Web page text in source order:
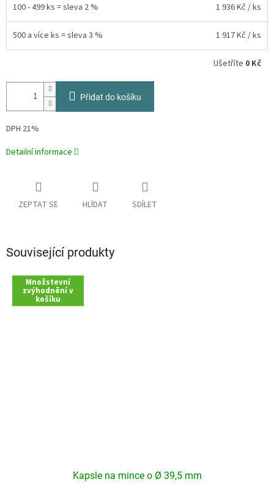
100 - 499 ks = sleva 2 % 1 936 Kč / ks
500 a více ks = sleva 3 % 1 917 Kč / ks
Ušetříte 0 Kč
Přidat do košíku
DPH 21%
Detailní informace
ZEPTAT SE HLÍDAT SDÍLET
Související produkty
Množstevní
zvýhodnění v
košíku
Kapsle na mince o Ø 39,5 mm